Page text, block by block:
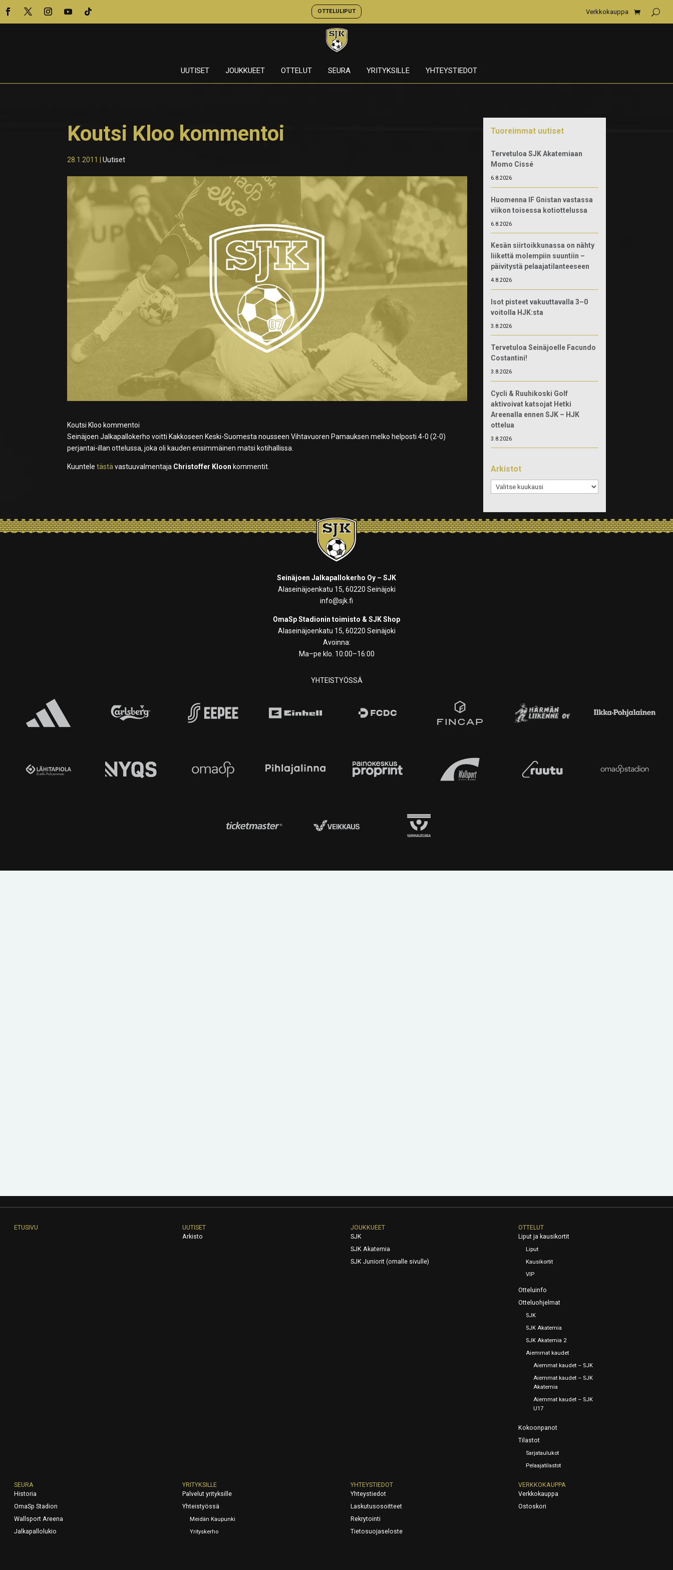
OTTELULIPUT Verkkokauppa
UUTISET JOUKKUEET OTTELUT SEURA YRITYKSILLE YHTEYSTIEDOT
Koutsi Kloo kommentoi
28.1.2011 |Uutiset
Koutsi Kloo kommentoi
Seinäjoen Jalkapallokerho voitti Kakkoseen Keski-Suomesta nousseen Vihtavuoren Pamauksen melko helposti 4-0 (2-0)
perjantai-illan ottelussa, joka oli kauden ensimmäinen matsi kotihallissa.
Kuunteletästävastuuvalmentaja Christoffer Kloon kommentit.
Tuoreimmat uutiset
Tervetuloa SJK Akatemiaan
Momo Cissé
6.8.2026
Huomenna IF Gnistan vastassa
viikon toisessa kotiottelussa
6.8.2026
Kesän siirtoikkunassa on nähty
liikettä molempiin suuntiin –
päivitystä pelaajatilanteeseen
4.8.2026
Isot pisteet vakuuttavalla 3–0
voitolla HJK:sta
3.8.2026
Tervetuloa Seinäjoelle Facundo
Costantini!
3.8.2026
Cycli & Ruuhikoski Golf
aktivoivat katsojat Hetki
Areenalla ennen SJK – HJK
ottelua
3.8.2026
Arkistot
Arkistot
Seinäjoen Jalkapallokerho Oy – SJK
Alaseinäjoenkatu 15, 60220 Seinäjoki
info@sjk.fi
OmaSp Stadionin toimisto & SJK Shop
Alaseinäjoenkatu 15, 60220 Seinäjoki
Avoinna:
Ma–pe klo. 10:00–16:00
YHTEISTYÖSSÄ
ETUSIVU
UUTISET
Arkisto
JOUKKUEET
SJK
SJK Akatemia
SJK Juniorit (omalle sivulle)
OTTELUT
Liput ja kausikortit
Liput
Kausikortit
VIP
Otteluinfo
Otteluohjelmat
SJK
SJK Akatemia
SJK Akatemia 2
Aiemmat kaudet
Aiemmat kaudet – SJK
Aiemmat kaudet – SJK
Akatemia
Aiemmat kaudet – SJK
U17
Kokoonpanot
Tilastot
Sarjataulukot
Pelaajatilastot
SEURA
Historia
OmaSp Stadion
Wallsport Areena
Jalkapallolukio
YRITYKSILLE
Palvelut yrityksille
Yhteistyössä
Meidän Kaupunki
Yrityskerho
YHTEYSTIEDOT
Yhteystiedot
Laskutusosoitteet
Rekrytointi
Tietosuojaseloste
VERKKOKAUPPA
Verkkokauppa
Ostoskori